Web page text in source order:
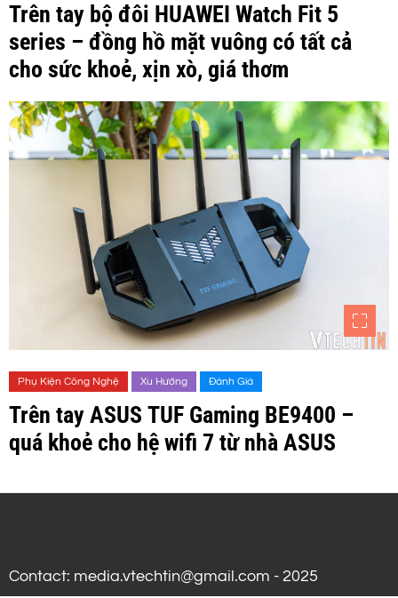
Trên tay bộ đôi HUAWEI Watch Fit 5
series – đồng hồ mặt vuông có tất cả
cho sức khoẻ, xịn xò, giá thơm
Phụ Kiện Công Nghệ Xu Hướng Đánh Giá
Trên tay ASUS TUF Gaming BE9400 –
quá khoẻ cho hệ wifi 7 từ nhà ASUS
Contact: media.vtechtin@gmail.com - 2025